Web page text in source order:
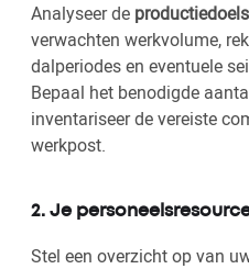
Analyseer de
verwachten werkvolume,
dalperiodes en eventuele
Bepaal het benodigde
inventariseer de vereiste
werkpost.
2. Je
Stel een overzicht op van